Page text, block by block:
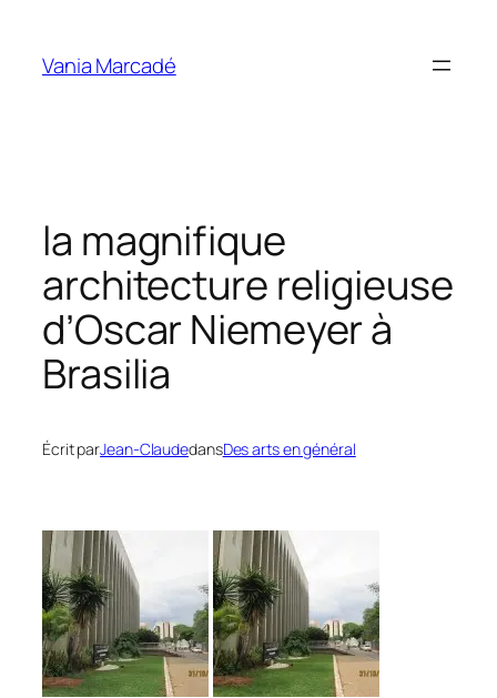
contenu
Vania Marcadé
la magnifique
architecture religieuse
d’Oscar Niemeyer à
Brasilia
Écrit parJean-ClaudedansDes arts en général